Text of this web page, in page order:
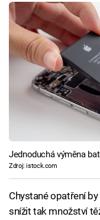
Jednoduchá výměna
Zdroj: istock.com
Chystané opatření
snížit tak množství